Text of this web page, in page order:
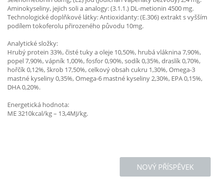
Aminokyseliny, jejich soli a analogy: (3.1.1.) DL-metionin 4500 mg.
Technologické doplňkové látky: Antioxidanty: (E.306) extrakt s vyšším
podílem tokoferolu přirozeného původu 10mg.
Analytické složky:
Hrubý protein 33%, čisté tuky a oleje 10,50%, hrubá vláknina 7,90%,
popel 7,90%, vápník 1,00%, fosfor 0,90%, sodík 0,35%, draslík 0,70%,
hořčík 0,12%, škrob 17,50%, celkový obsah cukru 1,30%, Omega-3
mastné kyseliny 0,35%, Omega-6 mastné kyseliny 2,30%, EPA 0,15%,
DHA 0,20%.
Energetická hodnota:
ME 3210kcal/kg – 13,4MJ/kg.
NOVÝ PŘÍSPĚVEK